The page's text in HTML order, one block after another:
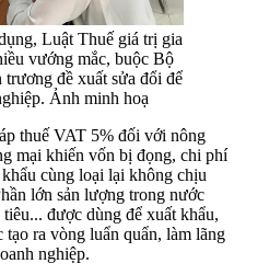
Luật Thuế giá trị gia
vướng mắc, buộc Bộ
đề xuất sửa đổi để
Ảnh minh hoạ
thuế VAT 5% đối với nông
mại khiến vốn bị đọng, chi phí
cùng loại lại không chịu
lớn sản lượng trong nước
được dùng để xuất khẩu,
tạo ra vòng luẩn quẩn, làm lãng
nghiệp.